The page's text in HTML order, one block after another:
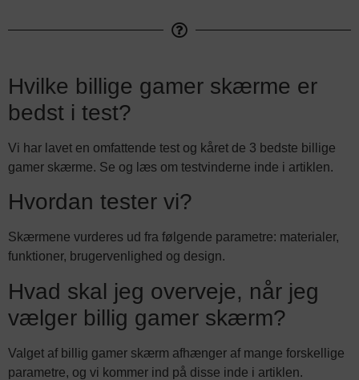
Hvilke billige gamer skærme er
bedst i test?
Vi har lavet en omfattende test og kåret de 3 bedste billige
gamer skærme. Se og læs om testvinderne inde i artiklen.
Hvordan tester vi?
Skærmene vurderes ud fra følgende parametre: materialer,
funktioner, brugervenlighed og design.
Hvad skal jeg overveje, når jeg
vælger billig gamer skærm?
Valget af billig gamer skærm afhænger af mange forskellige
parametre, og vi kommer ind på disse inde i artiklen.